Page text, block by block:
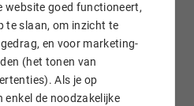
website goed functioneert,
te slaan, om inzicht te
en voor marketing-
(het tonen van
Als je op
enkel de noodzakelijke